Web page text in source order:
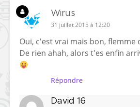
Wirus
31 juillet 2015 à 12:20
Oui, c'est vrai mais bon, flemme
De rien ahah, alors t'es enfin
Répondre
David 16